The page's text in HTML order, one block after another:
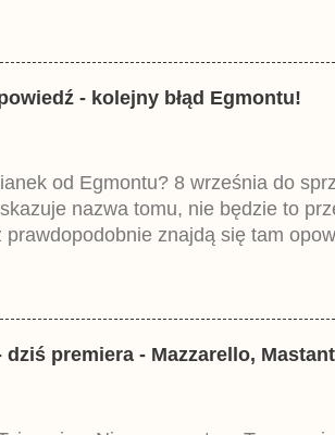
- kolejny błąd Egmontu!
od Egmontu? 8 września do
nazwa tomu, nie będzie to
prawdopodobnie znajdą się tam
premiera - Mazzarello,